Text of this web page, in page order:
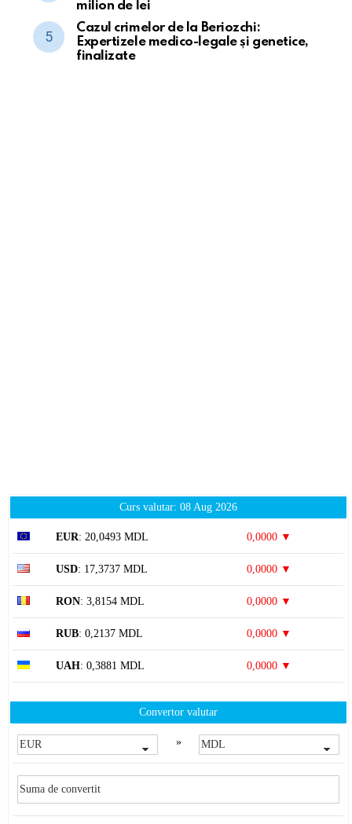
milion de lei
Cazul crimelor de la Beriozchi:
Expertizele medico-legale și genetice,
finalizate
Curs valutar: 08 Aug 2026
EUR: 20,0493 MDL 0,0000 ▼
USD: 17,3737 MDL 0,0000 ▼
RON: 3,8154 MDL 0,0000 ▼
RUB: 0,2137 MDL 0,0000 ▼
UAH: 0,3881 MDL 0,0000 ▼
Convertor valutar
»